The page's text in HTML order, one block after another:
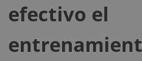
efectivo el